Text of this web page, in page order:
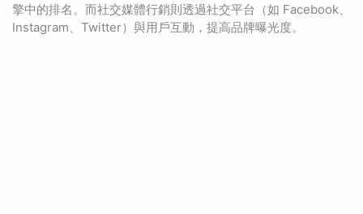
擎中的排名。而社交媒體行銷則透過社交平台（如 Facebook、
Instagram、Twitter）與用戶互動，提高品牌曝光度。